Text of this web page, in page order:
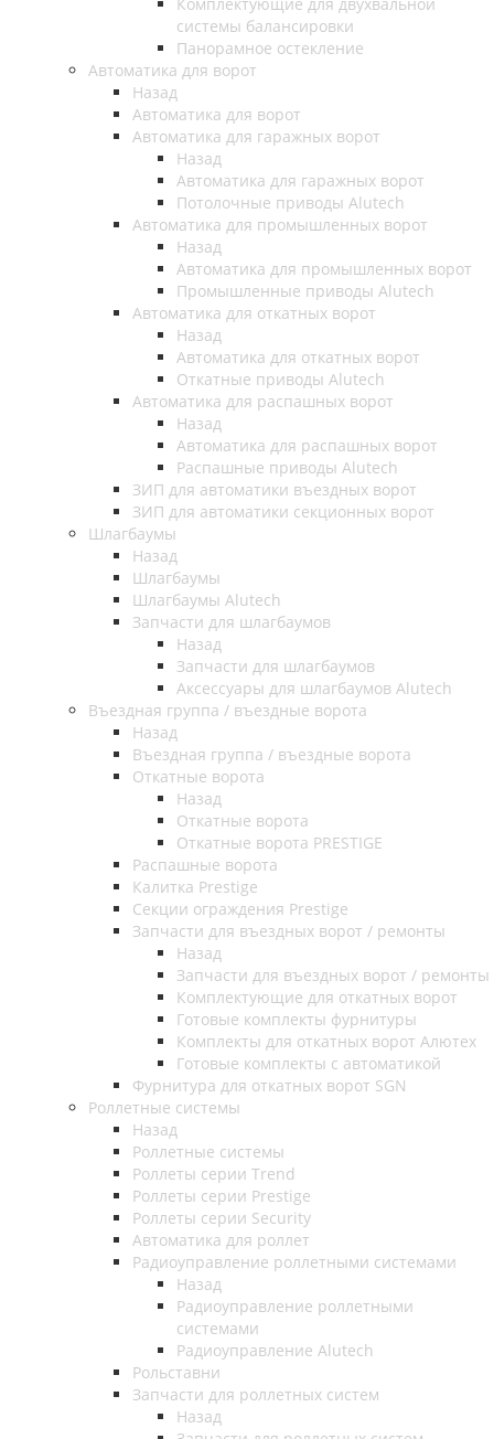
системы балансировки
Панорамное остекление
Автоматика для ворот
Назад
Автоматика для ворот
Автоматика для гаражных ворот
Назад
Автоматика для гаражных ворот
Потолочные приводы Alutech
Автоматика для промышленных ворот
Назад
Автоматика для промышленных ворот
Промышленные приводы Alutech
Автоматика для откатных ворот
Назад
Автоматика для откатных ворот
Откатные приводы Alutech
Автоматика для распашных ворот
Назад
Автоматика для распашных ворот
Распашные приводы Alutech
ЗИП для автоматики въездных ворот
ЗИП для автоматики секционных ворот
Шлагбаумы
Назад
Шлагбаумы
Шлагбаумы Alutech
Запчасти для шлагбаумов
Назад
Запчасти для шлагбаумов
Аксессуары для шлагбаумов Alutech
Въездная группа / въездные ворота
Назад
Въездная группа / въездные ворота
Откатные ворота
Назад
Откатные ворота
Откатные ворота PRESTIGE
Распашные ворота
Калитка Prestige
Секции ограждения Prestige
Запчасти для въездных ворот / ремонты
Назад
Запчасти для въездных ворот / ремонты
Комплектующие для откатных ворот
Готовые комплекты фурнитуры
Комплекты для откатных ворот Алютех
Готовые комплекты с автоматикой
Фурнитура для откатных ворот SGN
Роллетные системы
Назад
Роллетные системы
Роллеты серии Trend
Роллеты серии Prestige
Роллеты серии Security
Автоматика для роллет
Радиоуправление роллетными системами
Назад
Радиоуправление роллетными
системами
Радиоуправление Alutech
Рольставни
Запчасти для роллетных систем
Назад